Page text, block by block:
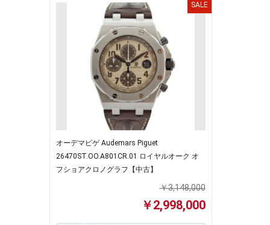
オーデマピゲ Audemars Piguet
26470ST.OO.A801CR.01 ロイヤルオーク オ
フショアクロノグラフ【中古】
￥3,148,000
￥2,998,000
SALE